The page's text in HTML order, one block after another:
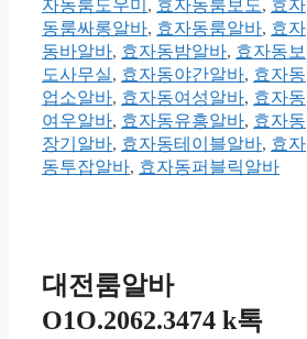
자동룸도우미 , 효자동룸보도, 효자
동룸싸롱알바, 효자동룸알바, 효자
동바알바, 효자동밤알바, 효자동보
도사무실, 효자동야간알바, 효자동
업소알바, 효자동여성알바, 효자동
여우알바, 효자동유흥알바, 효자동
장기알바, 효자동테이블알바, 효자
동투잡알바, 효자동퍼블릭알바
대전룸알바
O1O.2062.3474 k톡